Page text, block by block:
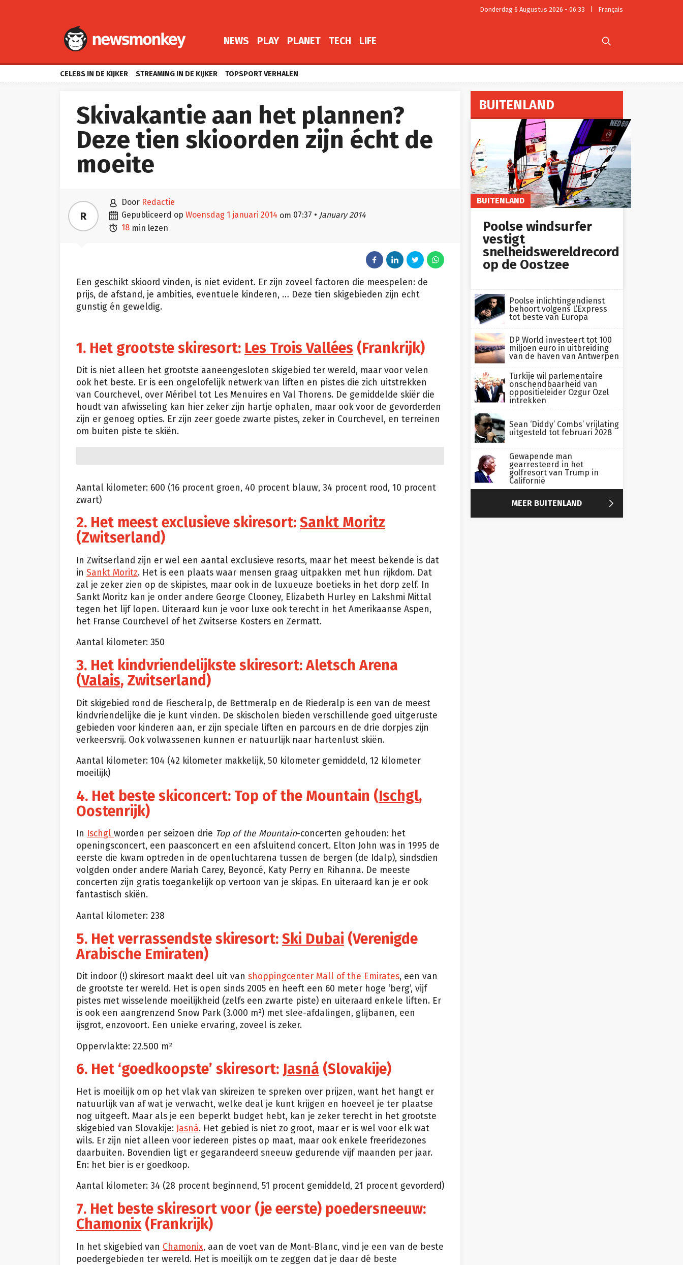
Donderdag 6 Augustus 2026 - 06:33 Français
NEWS PLAY PLANET TECH LIFE 
CELEBS IN DE KIJKER STREAMING IN DE KIJKER TOPSPORT VERHALEN
Skivakantie aan het plannen?
Deze tien skioorden zijn écht de
moeite
R
 door Redactie
 gepubliceerd op woensdag 1 januari 2014 om 07:37 • January 2014
 18 min lezen
Een geschikt skioord vinden, is niet evident. Er zijn zoveel factoren die meespelen: de
prijs, de afstand, je ambities, eventuele kinderen, … Deze tien skigebieden zijn echt
gunstig én geweldig.
1. Het grootste skiresort: Les Trois Vallées (Frankrijk)
Dit is niet alleen het grootste aaneengesloten skigebied ter wereld, maar voor velen
ook het beste. Er is een ongelofelijk netwerk van liften en pistes die zich uitstrekken
van Courchevel, over Méribel tot Les Menuires en Val Thorens. De gemiddelde skiër die
houdt van afwisseling kan hier zeker zijn hartje ophalen, maar ook voor de gevorderden
zijn er genoeg opties. Er zijn zeer goede zwarte pistes, zeker in Courchevel, en terreinen
om buiten piste te skiën.
Aantal kilometer: 600 (16 procent groen, 40 procent blauw, 34 procent rood, 10 procent
zwart)
2. Het meest exclusieve skiresort: Sankt Moritz
(Zwitserland)
In Zwitserland zijn er wel een aantal exclusieve resorts, maar het meest bekende is dat
in Sankt Moritz. Het is een plaats waar mensen graag uitpakken met hun rijkdom. Dat
zal je zeker zien op de skipistes, maar ook in de luxueuze boetieks in het dorp zelf. In
Sankt Moritz kan je onder andere George Clooney, Elizabeth Hurley en Lakshmi Mittal
tegen het lijf lopen. Uiteraard kun je voor luxe ook terecht in het Amerikaanse Aspen,
het Franse Courchevel of het Zwitserse Kosters en Zermatt.
Aantal kilometer: 350
3. Het kindvriendelijkste skiresort: Aletsch Arena
(Valais, Zwitserland)
Dit skigebied rond de Fiescheralp, de Bettmeralp en de Riederalp is een van de meest
kindvriendelijke die je kunt vinden. De skischolen bieden verschillende goed uitgeruste
gebieden voor kinderen aan, er zijn speciale liften en parcours en de drie dorpjes zijn
verkeersvrij. Ook volwassenen kunnen er natuurlijk naar hartenlust skiën.
Aantal kilometer: 104 (42 kilometer makkelijk, 50 kilometer gemiddeld, 12 kilometer
moeilijk)
4. Het beste skiconcert: Top of the Mountain (Ischgl,
Oostenrijk)
In Ischgl worden per seizoen drie Top of the Mountain-concerten gehouden: het
openingsconcert, een paasconcert en een afsluitend concert. Elton John was in 1995 de
eerste die kwam optreden in de openluchtarena tussen de bergen (de Idalp), sindsdien
volgden onder andere Mariah Carey, Beyoncé, Katy Perry en Rihanna. De meeste
concerten zijn gratis toegankelijk op vertoon van je skipas. En uiteraard kan je er ook
fantastisch skiën.
Aantal kilometer: 238
5. Het verrassendste skiresort: Ski Dubai (Verenigde
Arabische Emiraten)
Dit indoor (!) skiresort maakt deel uit van shoppingcenter Mall of the Emirates, een van
de grootste ter wereld. Het is open sinds 2005 en heeft een 60 meter hoge ‘berg’, vijf
pistes met wisselende moeilijkheid (zelfs een zwarte piste) en uiteraard enkele liften. Er
is ook een aangrenzend Snow Park (3.000 m²) met slee-afdalingen, glijbanen, een
ijsgrot, enzovoort. Een unieke ervaring, zoveel is zeker.
Oppervlakte: 22.500 m²
6. Het ‘goedkoopste’ skiresort: Jasná (Slovakije)
Het is moeilijk om op het vlak van skireizen te spreken over prijzen, want het hangt er
natuurlijk van af wat je verwacht, welke deal je kunt krijgen en hoeveel je ter plaatse
nog uitgeeft. Maar als je een beperkt budget hebt, kan je zeker terecht in het grootste
skigebied van Slovakije: Jasná. Het gebied is niet zo groot, maar er is wel voor elk wat
wils. Er zijn niet alleen voor iedereen pistes op maat, maar ook enkele freeridezones
daarbuiten. Bovendien ligt er gegarandeerd sneeuw gedurende vijf maanden per jaar.
En: het bier is er goedkoop.
Aantal kilometer: 34 (28 procent beginnend, 51 procent gemiddeld, 21 procent gevorderd)
7. Het beste skiresort voor (je eerste) poedersneeuw:
Chamonix(Frankrijk)
In het skigebied van Chamonix, aan de voet van de Mont-Blanc, vind je een van de beste
poedergebieden ter wereld. Het is moeilijk om te zeggen dat je daar dé beste
BUITENLAND
BUITENLAND
Poolse windsurfer
vestigt
snelheidswereldrecord
op de Oostzee
Poolse inlichtingendienst
behoort volgens L’Express
tot beste van Europa
DP World investeert tot 100
miljoen euro in uitbreiding
van de haven van Antwerpen
Turkije wil parlementaire
onschendbaarheid van
oppositieleider Ozgur Ozel
intrekken
Sean ‘Diddy’ Combs’ vrijlating
uitgesteld tot februari 2028
Gewapende man
gearresteerd in het
golfresort van Trump in
Californië
MEER BUITENLAND 